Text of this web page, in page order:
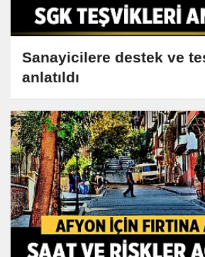
Sanayicilere destek ve
anlatıldı